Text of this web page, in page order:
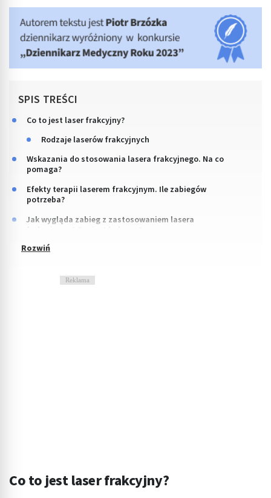
SPIS TREŚCI
Co to jest laser frakcyjny?
Rodzaje laserów frakcyjnych
Wskazania do stosowania lasera frakcyjnego. Na co
pomaga?
Efekty terapii laserem frakcyjnym. Ile zabiegów
potrzeba?
Jak wygląda zabieg z zastosowaniem lasera
Reklama
Co to jest laser frakcyjny?